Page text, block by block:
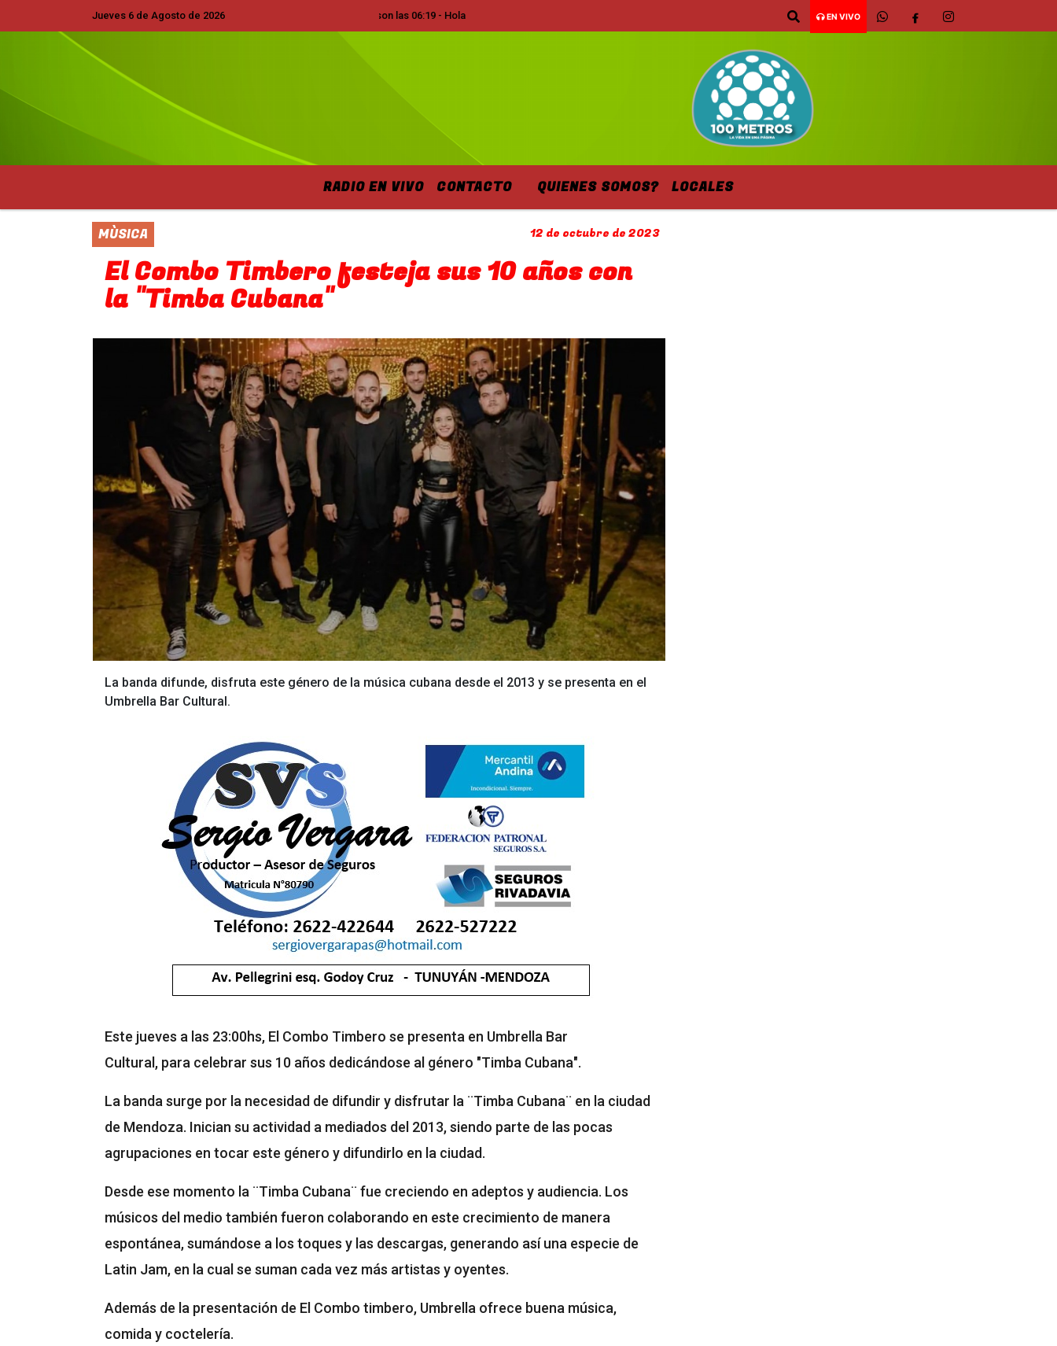
Jueves 6 de Agosto de 2026Hoy es Jueves 6 de Agosto de 2026 y son las 06:19 - Hola EN VIVO
RADIO EN VIVO CONTACTO QUIENES SOMOS? LOCALES
MÙSICA 12 de octubre de 2023
El Combo Timbero festeja sus 10 años con
la "Timba Cubana"
La banda difunde, disfruta este género de la música cubana desde el 2013 y se presenta en el
Umbrella Bar Cultural.
Este jueves a las 23:00hs, El Combo Timbero se presenta en Umbrella Bar
Cultural, para celebrar sus 10 años dedicándose al género "Timba Cubana".
La banda surge por la necesidad de difundir y disfrutar la ¨Timba Cubana¨ en la ciudad
de Mendoza. Inician su actividad a mediados del 2013, siendo parte de las pocas
agrupaciones en tocar este género y difundirlo en la ciudad.
Desde ese momento la ¨Timba Cubana¨ fue creciendo en adeptos y audiencia. Los
músicos del medio también fueron colaborando en este crecimiento de manera
espontánea, sumándose a los toques y las descargas, generando así una especie de
Latin Jam, en la cual se suman cada vez más artistas y oyentes.
Además de la presentación de El Combo timbero, Umbrella ofrece buena música,
comida y coctelería.